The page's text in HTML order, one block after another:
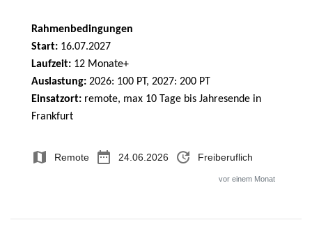
Rahmenbedingungen
Start: 16.07.2027
Laufzeit: 12 Monate+
Auslastung: 2026: 100 PT, 2027: 200 PT
Einsatzort: remote, max 10 Tage bis Jahresende in
Frankfurt
map Remote date_range 24.06.2026 update Freiberuflich
vor einem Monat